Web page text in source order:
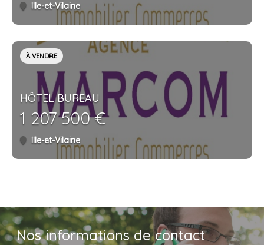
Ille-et-Vilaine
À VENDRE
HÔTEL BUREAU
1 207 500 €
Ille-et-Vilaine
Nos informations de contact